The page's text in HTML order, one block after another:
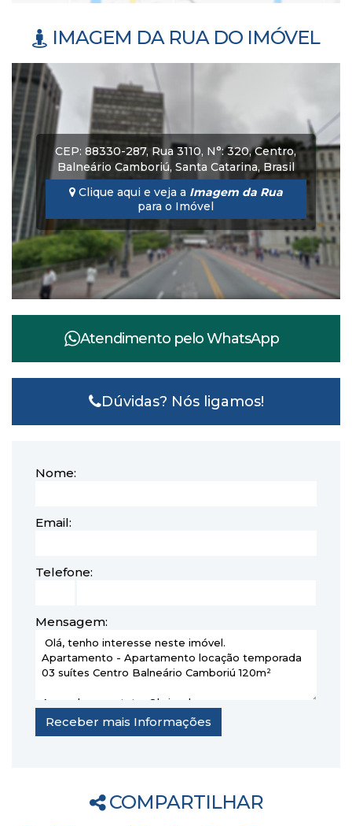
IMAGEM DA RUA DO IMÓVEL
CEP: 88330-287, Rua 3110, N°:320,Centro,
Balneário Camboriú, Santa Catarina, Brasil
Clique aqui e veja a Imagem da Rua
para o Imóvel
Atendimento peloWhatsApp
Dúvidas? Nós ligamos!
Nome:
Email:
Telefone:
Mensagem:
COMPARTILHAR